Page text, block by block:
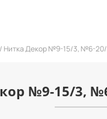
Нитка Декор №9-15/3, №6-
№9-15/3,